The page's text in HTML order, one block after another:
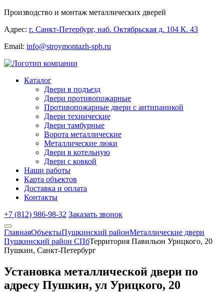
Производство и монтаж металлических дверей
Адрес: г. Санкт-Петербург, наб. Октябрьская д. 104 К. 43
Email: info@stroymontazh-spb.ru
Каталог
Двери в подъезд
Двери противопожарные
Противопожарные двери с антипаникой
Двери технические
Двери тамбурные
Ворота металлические
Металлические люки
Двери в котельную
Двери с ковкой
Наши работы
Карта объектов
Доставка и оплата
Контакты
+7 (812) 986-98-32 Заказать звонок
ГлавнаяОбъектыПушкинский районМеталлические двери
Пушкинский район СПбТерритория Павильон Урицкого, 20
Пушкин, Санкт-Петербург
Установка металлической двери по
адресу Пушкин, ул Урицкого, 20